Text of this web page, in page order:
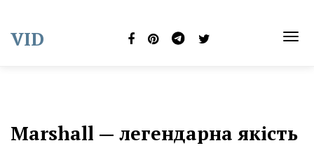
content
VID
Marshall — легендарна якість